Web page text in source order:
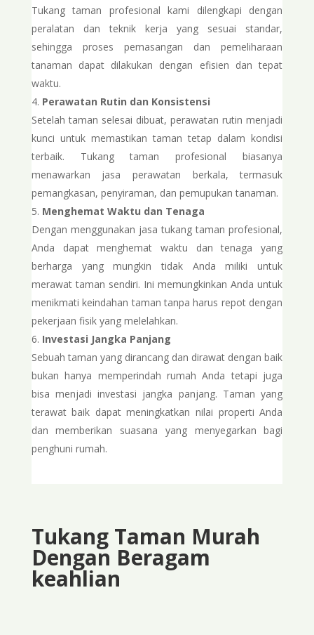
Tukang taman profesional kami dilengkapi dengan
peralatan dan teknik kerja yang sesuai standar,
sehingga proses pemasangan dan pemeliharaan
tanaman dapat dilakukan dengan efisien dan tepat
waktu.
Perawatan Rutin dan Konsistensi
Setelah taman selesai dibuat, perawatan rutin menjadi
kunci untuk memastikan taman tetap dalam kondisi
terbaik. Tukang taman profesional biasanya
menawarkan jasa perawatan berkala, termasuk
pemangkasan, penyiraman, dan pemupukan tanaman.
Menghemat Waktu dan Tenaga
Dengan menggunakan jasa tukang taman profesional,
Anda dapat menghemat waktu dan tenaga yang
berharga yang mungkin tidak Anda miliki untuk
merawat taman sendiri. Ini memungkinkan Anda untuk
menikmati keindahan taman tanpa harus repot dengan
pekerjaan fisik yang melelahkan.
Investasi Jangka Panjang
Sebuah taman yang dirancang dan dirawat dengan baik
bukan hanya memperindah rumah Anda tetapi juga
bisa menjadi investasi jangka panjang. Taman yang
terawat baik dapat meningkatkan nilai properti Anda
dan memberikan suasana yang menyegarkan bagi
penghuni rumah.
Tukang Taman Murah
Dengan Beragam
keahlian